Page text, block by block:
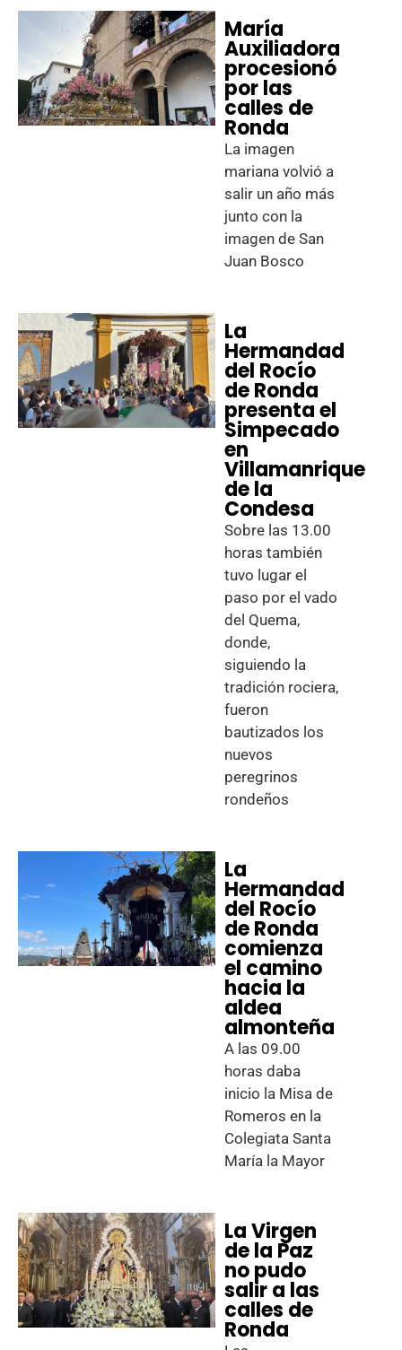
María
Auxiliadora
procesionó
por las
calles de
Ronda
La imagen
mariana volvió a
salir un año más
junto con la
imagen de San
Juan Bosco
La
Hermandad
del Rocío
de Ronda
presenta el
Simpecado
en
Villamanrique
de la
Condesa
Sobre las 13.00
horas también
tuvo lugar el
paso por el vado
del Quema,
donde,
siguiendo la
tradición rociera,
fueron
bautizados los
nuevos
peregrinos
rondeños
La
Hermandad
del Rocío
de Ronda
comienza
el camino
hacia la
aldea
almonteña
A las 09.00
horas daba
inicio la Misa de
Romeros en la
Colegiata Santa
María la Mayor
La Virgen
de la Paz
no pudo
salir a las
calles de
Ronda